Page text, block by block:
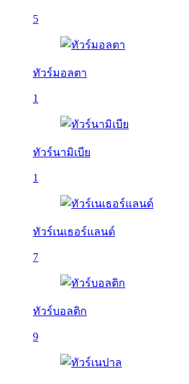
5
ทัวร์มอลตา
1
ทัวร์นามิเบีย
1
ทัวร์เนเธอร์แลนด์
7
ทัวร์บอลติก
9